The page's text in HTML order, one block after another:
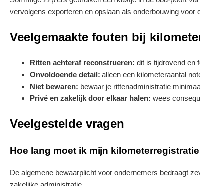
vervolgens exporteren en opslaan als onderbouwing voor
Veelgemaakte fouten bij
Ritten achteraf reconstrueren: dit is tijdrovend en
Onvoldoende detail: alleen een kilometeraantal
Niet bewaren: bewaar je rittenadministratie
Privé en zakelijk door elkaar halen: wees
Veelgestelde vragen
Hoe lang moet ik mijn
De algemene bewaarplicht voor ondernemers bedraagt